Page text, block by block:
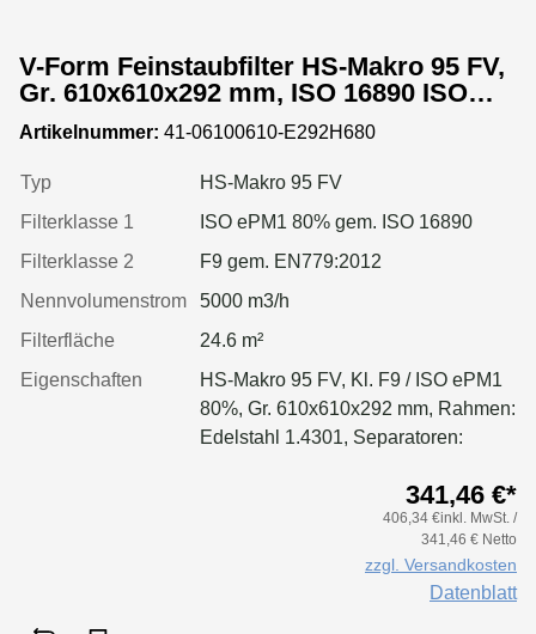
V-Form Feinstaubfilter HS-Makro 95 FV,
Gr. 610x610x292 mm, ISO 16890 ISO
ePM1 80%, Rahmen: Edelstahl 1.4318,
Dichtung: einseitig, geschäumt
Artikelnummer: 41-06100610-E292H680
Typ
HS-Makro 95 FV
Filterklasse 1
ISO ePM1 80% gem. ISO 16890
Filterklasse 2
F9 gem. EN779:2012
Nennvolumenstrom
5000 m3/h
Filterfläche
24.6 m²
Eigenschaften
HS-Makro 95 FV, Kl. F9 / ISO ePM1
80%, Gr. 610x610x292 mm, Rahmen:
Edelstahl 1.4301, Separatoren:
341,46 €*
406,34 €inkl. MwSt. /
341,46 € Netto
zzgl. Versandkosten
Datenblatt